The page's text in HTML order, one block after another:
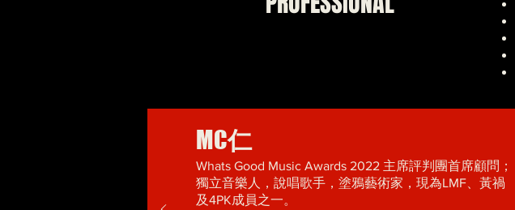
MC仁
Whats Good Music Awards 2022 主席評判團首席顧問；
獨立音樂人，說唱歌手，塗鴉藝術家，現為LMF、黃禍
及4PK成員之一。